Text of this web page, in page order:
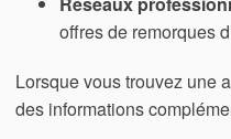
offres de remorques
Lorsque vous trouvez une
des informations